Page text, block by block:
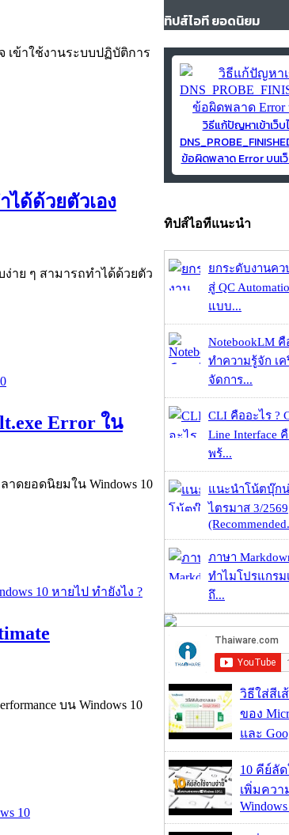
เข้าใช้งานระบบปฏิบัติการ
ด้ด้วยตัวเอง
ง่าย ๆ สามารถทำได้ด้วยตัว
Error ใน
าดยอดนิยมใน Windows 10
บน Windows 10
ทิปส์ไอที ยอดนิยม
วิธีแก้ปัญหาเข้าเว็บ
ข้อผิดพลาด Error บนเว็
ทิปส์ไอทีแนะนำ
ยกระดับงานค
สู่ QC
แบบ...
NotebookLM คื
ทำความรู้จัก เ
จัดการ...
CLI คืออะไร ?
Line Interface
พร้...
แนะนำโน้ตบุ๊ก
ไตรมาส 3/2569
ภาษา
ทำไมโปรแกรม
ถึ...
วิธีใส่สีเ
ของ
และ
10 คีย์ลั
เพิ่มคว